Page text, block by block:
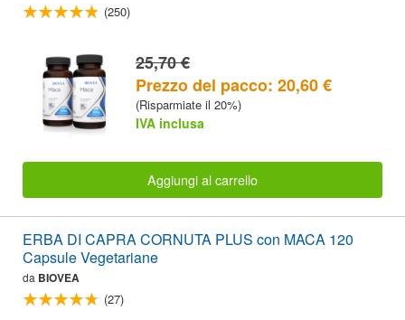
(250)
25,70 €
Prezzo del pacco: 20,60 €
(Risparmiate il 20%)
IVA inclusa
Aggiungi al carrello
ERBA DI CAPRA CORNUTA PLUS con MACA 120
Capsule Vegetariane
da BIOVEA
(27)